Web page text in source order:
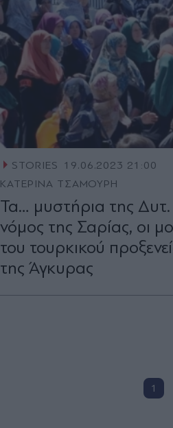
STORIES
19.06.2023 21:00
ΚΑΤΕΡΙΝΑ ΤΣΑΜΟΥΡΗ
Τα… μυστήρια της
νόμος της Σαρίας, οι
του τουρκικού
της Άγκυρας
1